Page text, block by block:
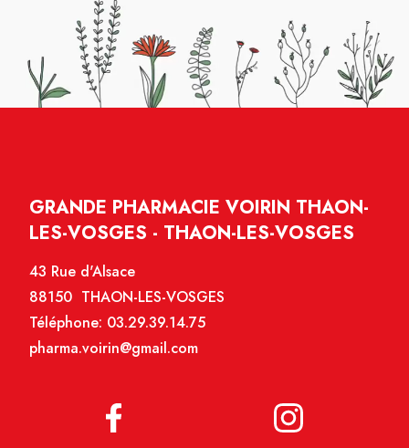
GRANDE PHARMACIE VOIRIN THAON-
LES-VOSGES - THAON-LES-VOSGES
43 Rue d'Alsace
88150 THAON-LES-VOSGES
Téléphone: 03.29.39.14.75
pharma.voirin@gmail.com